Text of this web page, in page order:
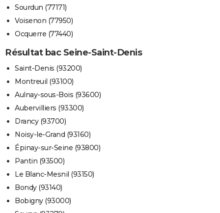
Sourdun (77171)
Voisenon (77950)
Ocquerre (77440)
Résultat bac Seine-Saint-Denis
Saint-Denis (93200)
Montreuil (93100)
Aulnay-sous-Bois (93600)
Aubervilliers (93300)
Drancy (93700)
Noisy-le-Grand (93160)
Épinay-sur-Seine (93800)
Pantin (93500)
Le Blanc-Mesnil (93150)
Bondy (93140)
Bobigny (93000)